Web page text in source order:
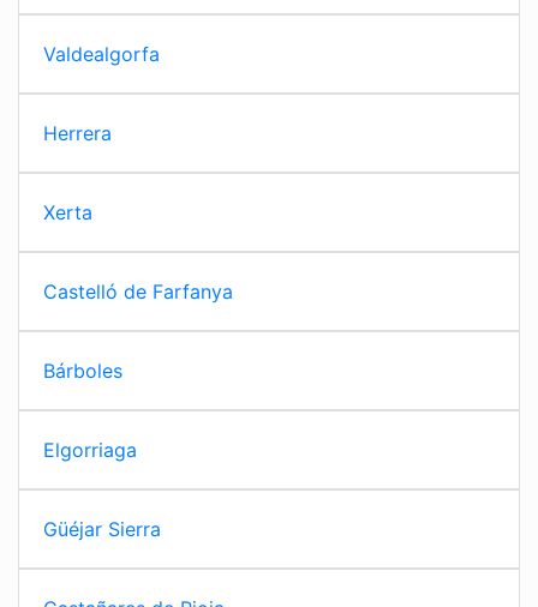
Valdealgorfa
Herrera
Xerta
Castelló de Farfanya
Bárboles
Elgorriaga
Güéjar Sierra